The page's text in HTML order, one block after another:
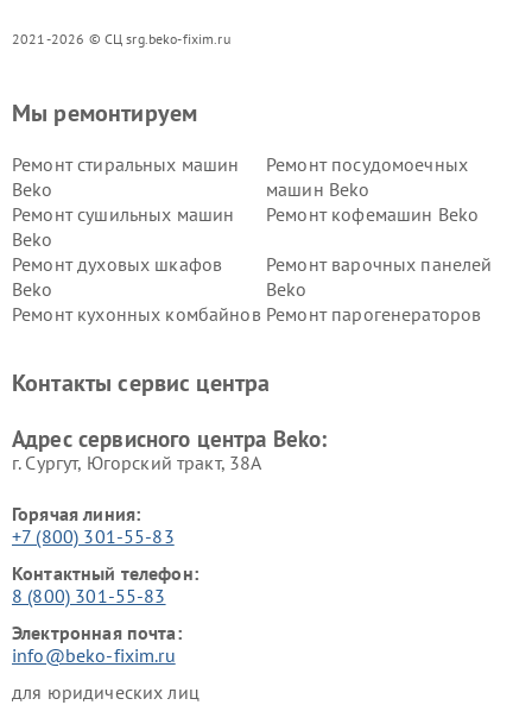
2021-2026 © СЦ srg.beko-fixim.ru
Мы ремонтируем
Ремонт стиральных машин
Beko
Ремонт посудомоечных
машин Beko
Ремонт сушильных машин
Beko
Ремонт кофемашин Beko
Ремонт духовых шкафов
Beko
Ремонт варочных панелей
Beko
Ремонт кухонных комбайнов Ремонт парогенераторов
Ремонт холодильников Beko Ремонт морозильных камер
Контакты сервис центра
Адрес сервисного центра Beko:
г. Сургут, Югорский тракт, 38А
Горячая линия:
+7 (800) 301-55-83
Контактный телефон:
8 (800) 301-55-83
Электронная почта:
info@beko-fixim.ru
для юридических лиц